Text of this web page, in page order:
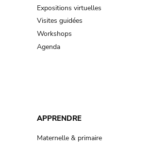
Expositions virtuelles
Visites guidées
Workshops
Agenda
APPRENDRE
Maternelle & primaire